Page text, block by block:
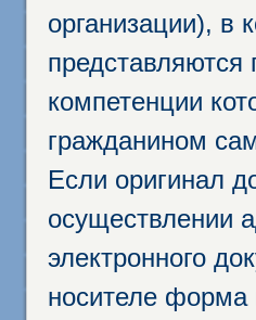
организации), в
компетенции
гражданином
Если оригинал
осуществлении
электронного
носителе форма